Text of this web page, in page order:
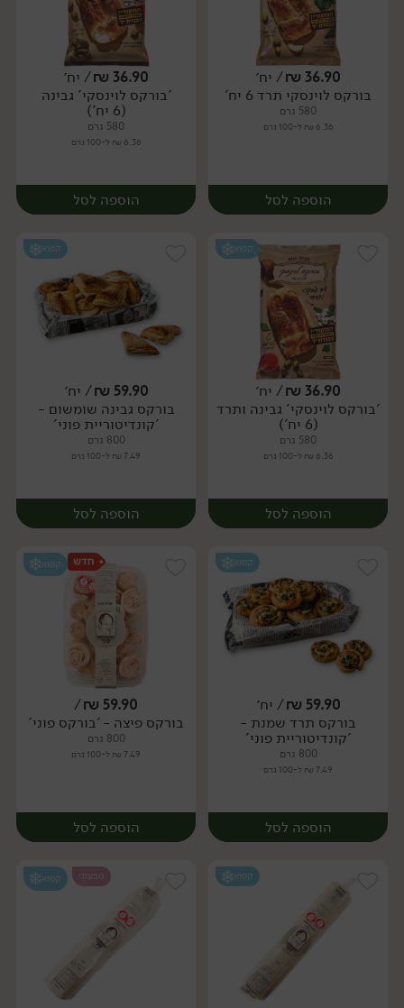
יח׳ יח׳
36.90
₪/ יח׳
בורקס לוינסקי תרד 6 יח'
580 גרם
6.36 ₪ ל-100 גרם
הוספה לסל
יח׳
36.90
₪/ יח׳
'בורקס לוינסקי' גבינה
(6 יח')
580 גרם
6.36 ₪ ל-100 גרם
הוספה לסל
יח׳
קפוא
36.90
₪/ יח׳
'בורקס לוינסקי' גבינה ותרד
(6 יח')
580 גרם
6.36 ₪ ל-100 גרם
הוספה לסל
יח׳
קפוא
59.90
₪/ יח׳
בורקס גבינה שומשום -
'קונדיטוריית פוני'
800 גרם
7.49 ₪ ל-100 גרם
הוספה לסל
יח׳
קפוא
59.90
₪/ יח׳
בורקס תרד שמנת -
'קונדיטוריית פוני'
800 גרם
7.49 ₪ ל-100 גרם
הוספה לסל
קפוא
59.90
₪
/
בורקס פיצה - 'בורקס פוני'
800 גרם
7.49 ₪ ל-100 גרם
הוספה לסל
קפוא טבעוני קפוא